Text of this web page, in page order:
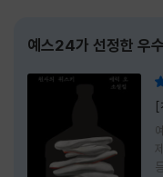
예스24가 선정한 우
[